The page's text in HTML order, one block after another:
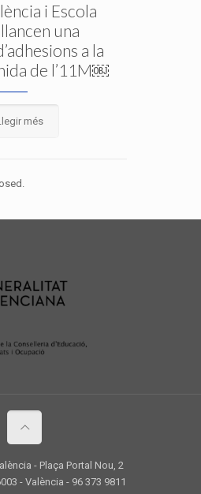
i Escola
una
a la
de l’11M￼
més
- Plaça Portal Nou, 2
- València - 96 373 9811